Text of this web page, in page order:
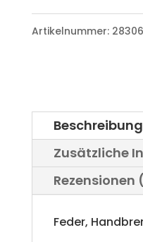
Bombardier
l
r
n
Artikelnummer:
Beschreibung
Zusätzliche
Rezensionen
Feder,